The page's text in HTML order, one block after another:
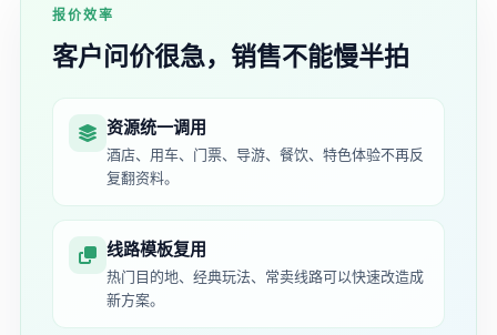
报价效率
客户问价很急，销售不能慢半拍
资源统一调用
酒店、用车、门票、导游、餐饮、特色体验不再反
复翻资料。
线路模板复用
热门目的地、经典玩法、常卖线路可以快速改造成
新方案。